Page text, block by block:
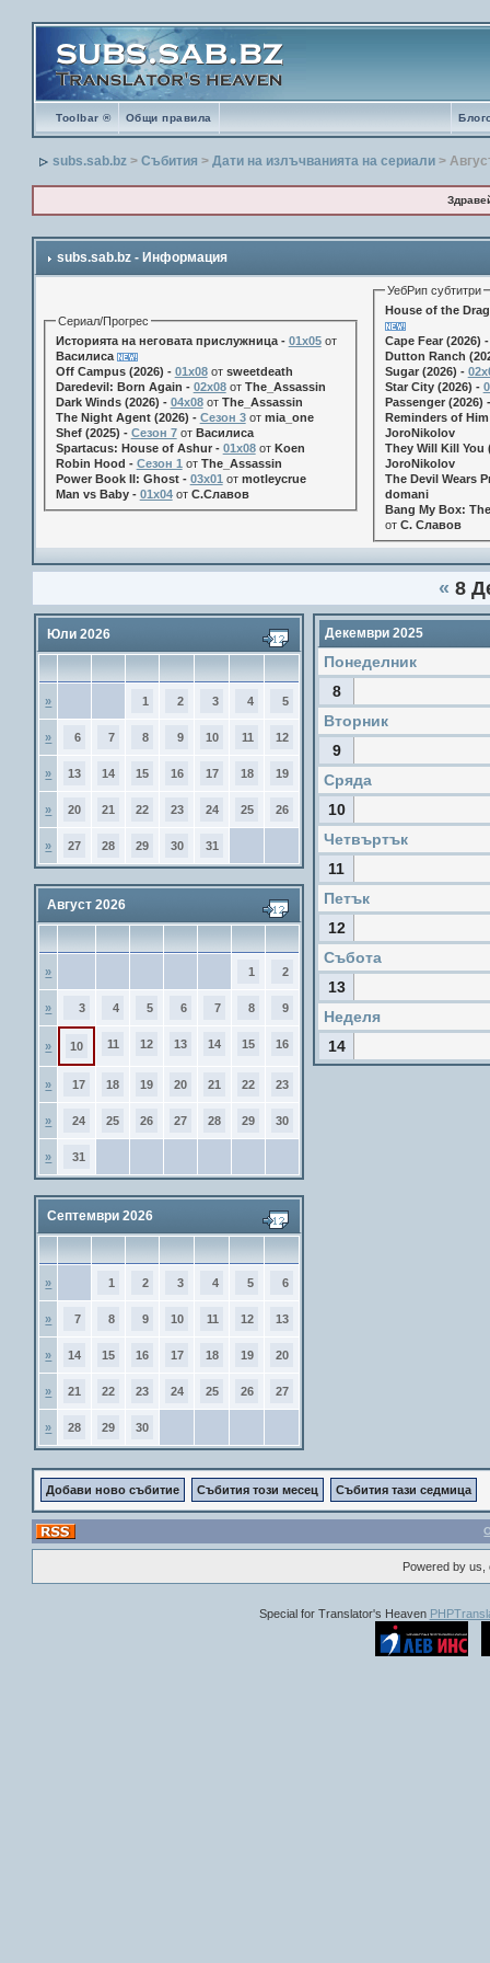
Toolbar ® Общи правила
subs.sab.bz >Събития >Дати на излъчванията на сериали >
subs.sab.bz - Информация
Сериал/Прогрес
Историята на неговата прислужница - 01х05от
Василиса
Off Campus (2026) - 01x08от sweetdeath
Daredevil: Born Again - 02x08от The_Assassin
Dark Winds (2026) - 04x08от The_Assassin
The Night Agent (2026) - Сезон 3от mia_one
Shef (2025) - Сезон 7от Василиса
Spartacus: House of Ashur - 01x08от Koen
Robin Hood - Сезон 1 от The_Assassin
Power Book II: Ghost - 03x01 от motleycrue
Man vs Baby - 01x04от С.Славов
УебРип субтитри
House of the
Cape Fear (2026)
Dutton Ranch
Sugar (2026) -
Star City (2026) -
Passenger (2026)
Reminders of
JoroNikolov
They Will Kill You
JoroNikolov
The Devil Wears
domani
Bang My Box:
от С. Славов
« 8
Юли 2026
» 1 2 3 4 5
» 6 7 8 9 10 11 12
» 13 14 15 16 17 18 19
» 20 21 22 23 24 25 26
» 27 28 29 30 31
Август 2026
» 1 2
» 3 4 5 6 7 8 9
» 10 11 12 13 14 15 16
» 17 18 19 20 21 22 23
» 24 25 26 27 28 29 30
» 31
Септември 2026
» 1 2 3 4 5 6
» 7 8 9 10 11 12 13
» 14 15 16 17 18 19 20
» 21 22 23 24 25 26 27
» 28 29 30
Декември 2025
Понеделник
8
Вторник
9
Сряда
10
Четвъртък
11
Петък
12
Събота
13
Неделя
14
Добави ново събитие Събития този месец Събития тази седмица
Powered by
Special for Translator's Heaven